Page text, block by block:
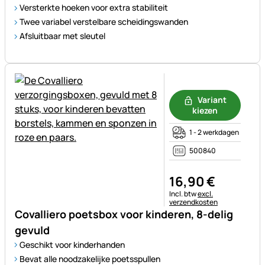
Versterkte hoeken voor extra stabiliteit
Twee variabel verstelbare scheidingswanden
Afsluitbaar met sleutel
Covalliero poetsbox voor kinderen, 8-delig
gevuld
Geschikt voor kinderhanden
Bevat alle noodzakelijke poetsspullen
Variant
kiezen
1 - 2 werkdagen
500840
16,90€
Belastinginformatie:
Incl. btwexcl.
verzendkosten